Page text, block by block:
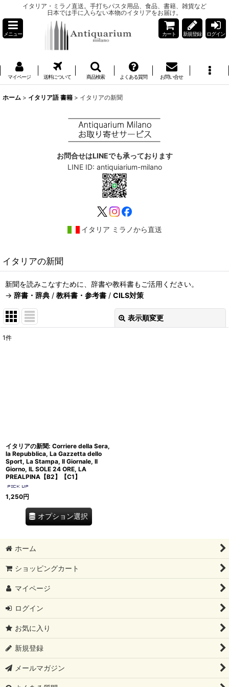
イタリア・ミラノ直送。手打ちパスタ用品、食品、書籍、雑貨など
日本では手に入らない本物のイタリアをお届け。
メニュー カート 新規登録 ログイン
マイページ 送料について 商品検索 よくある質問 お問い合せ
ホーム > イタリア語 書籍 > イタリアの新聞
お問合せはLINEでも承っております
LINE ID: antiquiarium-milano
イタリア ミラノから直送
イタリアの新聞
新聞を読みこなすために、辞書や教科書もご活用ください。
→ 辞書・辞典 / 教科書・参考書 / CILS対策
表示順変更
1件
イタリアの新聞: Corriere della Sera,
la Repubblica, La Gazzetta dello
Sport, La Stampa, Il Giornale, Il
Giorno, IL SOLE 24 ORE, LA
PREALPINA【B2】【C1】
1,250円
オプション選択
ホーム
ショッピングカート
マイページ
ログイン
お気に入り
新規登録
メールマガジン